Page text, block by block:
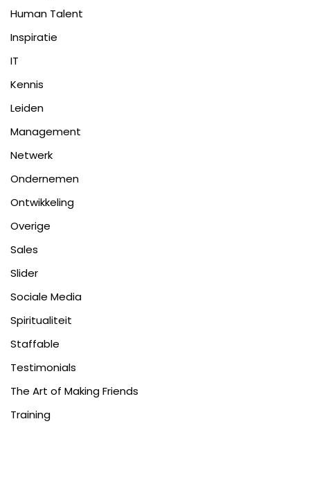
Human Talent
Inspiratie
IT
Kennis
Leiden
Management
Netwerk
Ondernemen
Ontwikkeling
Overige
Sales
Slider
Sociale Media
Spiritualiteit
Staffable
Testimonials
The Art of Making Friends
Training